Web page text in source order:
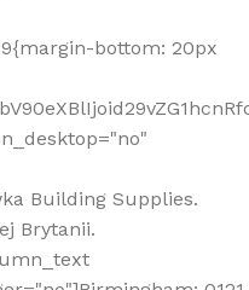
bottom: 20px
Building Supplies.
Brytanii.